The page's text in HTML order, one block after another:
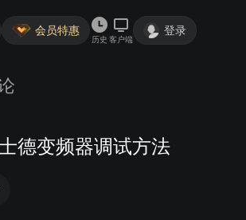
会员特惠
历史 客户端
登录
德变频器调试方法